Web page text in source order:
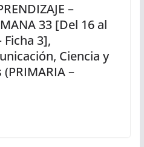
–
33 [Del 16 al
3],
Ciencia y
–